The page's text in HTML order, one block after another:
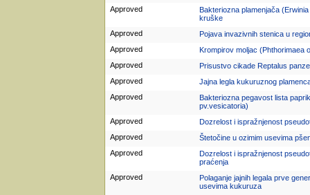
Approved
Bakteriozna plamenjača
kruške
Approved
Pojava invazivnih stenica u
Approved
Krompirov moljac (Phthorimaea
Approved
Prisustvo cikade Reptalus
Approved
Jajna legla kukuruznog
Approved
Bakteriozna pegavost lista
pv.vesicatoria)
Approved
Dozrelost i ispražnjenost
Approved
Štetočine u ozimim usevima
Approved
Dozrelost i ispražnjenost
praćenja
Approved
Polaganje jajnih legala prve
usevima kukuruza